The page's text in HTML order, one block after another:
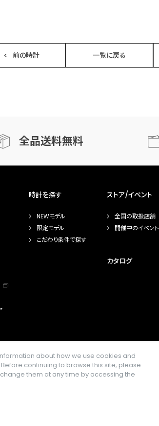
前の時計 一覧に戻る
全品送料無料
時計を探す
NEWモデル
限定モデル
こだわり条件で探す
ストア/イベント
全国の取扱店舗
開催中のイベント
カタログ
about how we use cookies and
Before continuing to browse this site, please
them at any time by accessing the